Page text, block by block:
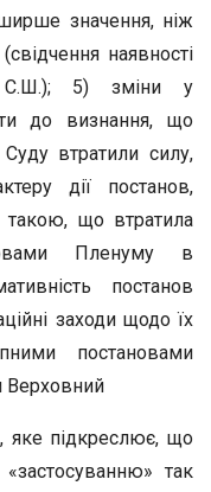
значення, ніж
наявності
С.Ш.); 5) зміни у
до визнання, що
втратили силу,
дії постанов,
такою, що втратила
Пленуму в
постанов
заходи щодо їх
постановами
Верховний
яке підкреслює, що
так